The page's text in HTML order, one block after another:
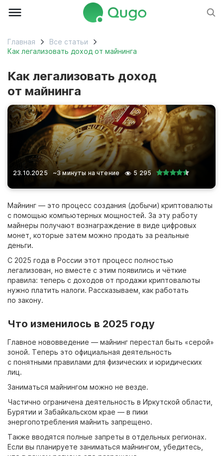
Главная
Все статьи
Как легализовать доход от майнинга
Как легализовать доход
от майнинга
23.10.2025 ~3 минуты на чтение 5 295
Майнинг — это процесс создания (добычи) криптовалюты
с помощью компьютерных мощностей. За эту работу
майнеры получают вознаграждение в виде цифровых
монет, которые затем можно продать за реальные
деньги.
С 2025 года в России этот процесс полностью
легализован, но вместе с этим появились и чёткие
правила: теперь с доходов от продажи криптовалюты
нужно платить налоги. Рассказываем, как работать
по закону.
Что изменилось в 2025 году
Главное нововведение — майнинг перестал быть «серой»
зоной. Теперь это официальная деятельность
с понятными правилами для физических и юридических
лиц.
Заниматься майнингом можно не везде.
Частично ограничена деятельность в Иркутской области,
Бурятии и Забайкальском крае — в пики
энергопотребления майнить запрещено.
Также вводятся полные запреты в отдельных регионах.
Если вы планируете заниматься майнингом, убедитесь,